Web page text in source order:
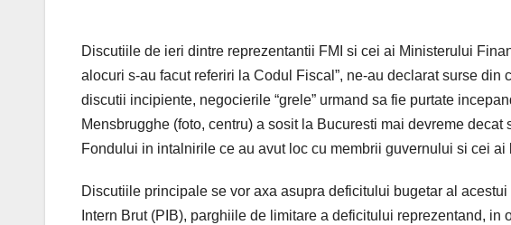
Discutiile de ieri dintre reprezentantii FMI si cei ai Ministerului
alocuri s-au facut referiri la Codul Fiscal”, ne-au declarat surse
discutii incipiente, negocierile “grele” urmand sa fie purtate
Mensbrugghe (foto, centru) a sosit la Bucuresti mai devreme
Fondului in intalnirile ce au avut loc cu membrii guvernului si cei ai
Discutiile principale se vor axa asupra deficitului bugetar al
Intern Brut (PIB), parghiile de limitare a deficitului reprezentand,